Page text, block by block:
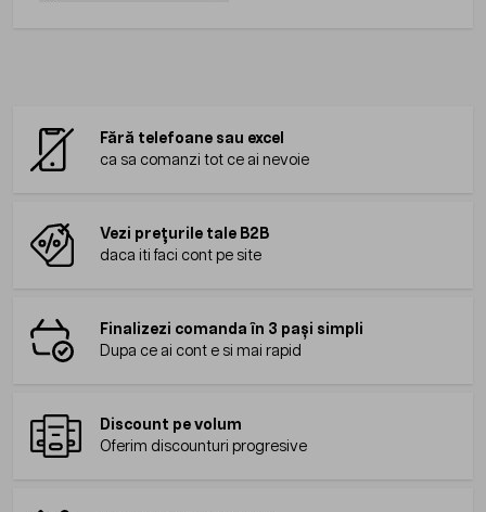
Fără telefoane sau excel
ca sa comanzi tot ce ai nevoie
Vezi prețurile tale B2B
daca iti faci cont pe site
Finalizezi comanda în 3 pași simpli
Dupa ce ai cont e si mai rapid
Discount pe volum
Oferim discounturi progresive